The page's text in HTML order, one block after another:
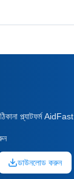
প্ল্যাটফর্ম AidFast
ডাউনলোড করুন